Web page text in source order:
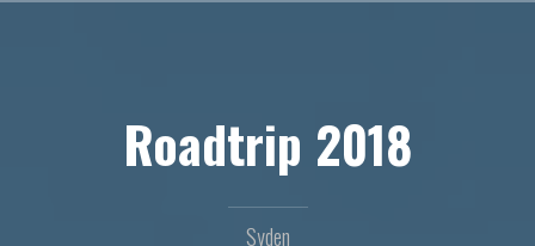
Roadtrip 2018
Syden